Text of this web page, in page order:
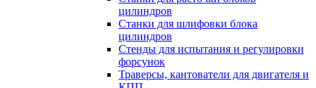
цилиндров
Станки для шлифовки блока
цилиндров
Стенды для испытания и регулировки
форсунок
Траверсы, кантователи для двигателя и